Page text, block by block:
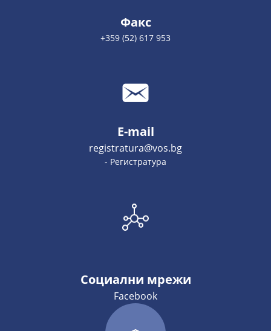
Факс
+359 (52) 617 953
E-mail
registratura@vos.bg
- Регистратура
Социални мрежи
Facebook